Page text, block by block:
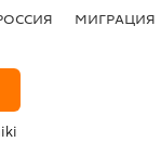
МИГРАЦИЯ